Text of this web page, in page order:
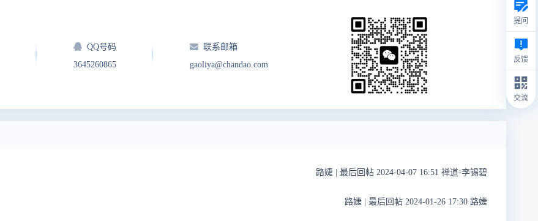
QQ号码
3645260865
联系邮箱
gaoliya@chandao.com
路婕 | 最后回帖 2024-04-07 16:51 禅道-李锡碧
路婕 | 最后回帖 2024-01-26 17:30 路婕
提问
反馈
交流